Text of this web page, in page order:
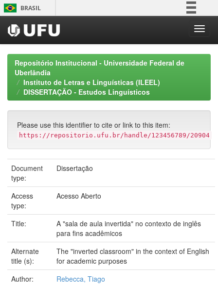
Skip
navigation
BRASIL
Participe
Acesso à informação
Legislação
Canais
Repositório Institucional - Universidade Federal de
Uberlândia
Instituto de Letras e Linguísticas (ILEEL)
DISSERTAÇÃO - Estudos Linguísticos
Please use this identifier to cite or link to this item:
https://repositorio.ufu.br/handle/123456789/20904
Document
type:
Dissertação
Access
type:
Acesso Aberto
Title:
A "sala de aula invertida" no contexto de inglês
para fins acadêmicos
Alternate
title (s):
The "inverted classroom" in the context of English
for academic purposes
Author:
Rebecca, Tiago